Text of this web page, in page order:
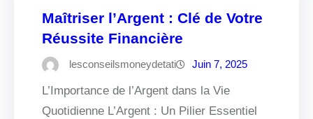
Maîtriser l’Argent : Clé de Votre
Réussite Financière
lesconseilsmoneydetati Juin 7, 2025
L’Importance de l’Argent dans la Vie
Quotidienne L’Argent : Un Pilier Essentiel